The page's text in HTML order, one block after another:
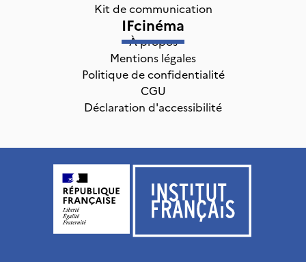
Kit de communication
IFcinéma
À propos
Mentions légales
Politique de confidentialité
CGU
Déclaration d'accessibilité